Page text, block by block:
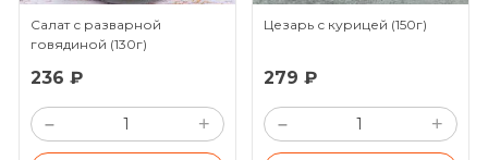
Салат с разварной
говядиной (130г)
236 ₽
– +
Цезарь с курицей (150г)
279 ₽
– +